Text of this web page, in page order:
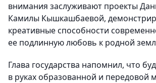
внимания заслуживают проекты
Камилы Кышкашбаевой,
креативные способности
ее подлинную любовь к родной
Глава государства напомнил, что
в руках образованной и передовой